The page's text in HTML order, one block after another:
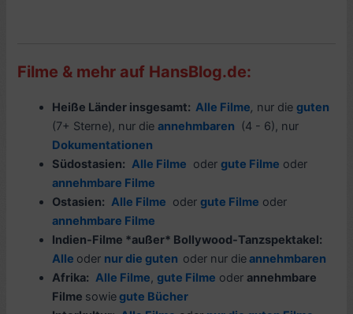
Filme & mehr auf HansBlog.de:
Heiße Länder insgesamt:Alle Filme, nur dieguten
(7+ Sterne), nur dieannehmbaren (4 - 6), nur
Dokumentationen
Südostasien: Alle Filme odergute Filme oder
annehmbare Filme
Ostasien: Alle Filme odergute Filme oder
annehmbare Filme
Indien-Filme *außer* Bollywood-Tanzspektakel:
Alle oder nur die guten oder nur dieannehmbaren
Afrika: Alle Filme,gute Filme oderannehmbare
Filme sowiegute Bücher